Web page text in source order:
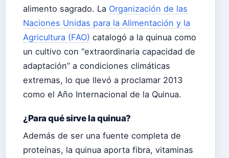
alimento sagrado. La Organización de las
Naciones Unidas para la Alimentación y la
Agricultura (FAO) catalogó a la quinua como
un cultivo con “extraordinaria capacidad de
adaptación” a condiciones climáticas
extremas, lo que llevó a proclamar 2013
como el Año Internacional de la Quinua.
¿Para qué sirve la quinua?
Además de ser una fuente completa de
proteínas, la quinua aporta fibra, vitaminas